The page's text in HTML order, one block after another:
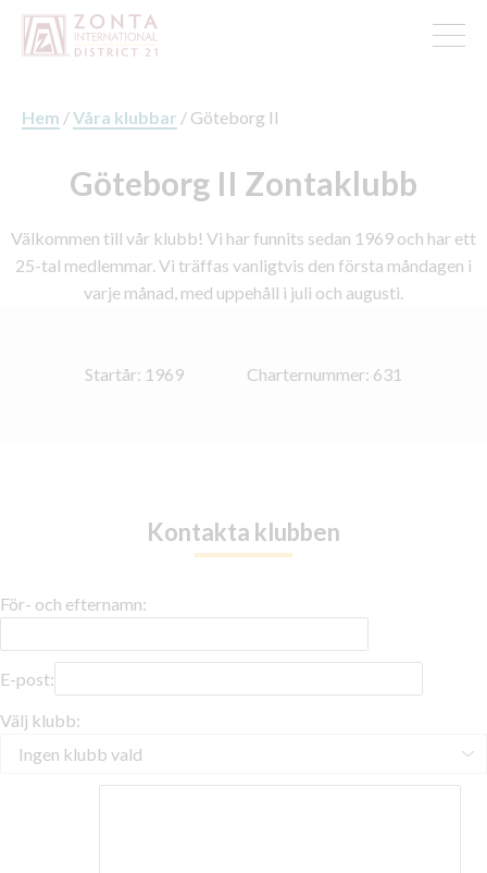
Hem /Våra klubbar / Göteborg II
Göteborg II Zontaklubb
Välkommen till vår klubb! Vi har funnits sedan 1969 och har ett
25-tal medlemmar. Vi träffas vanligtvis den första måndagen i
varje månad, med uppehåll i juli och augusti.
Startår: 1969 Charternummer: 631
Kontakta klubben
För- och efternamn:
E-post:
Välj klubb: